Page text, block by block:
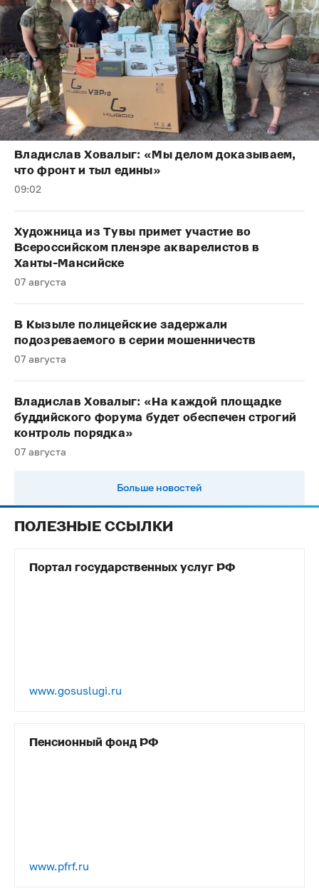
Владислав Ховалыг: «Мы делом доказываем,
что фронт и тыл едины»
09:02
Художница из Тувы примет участие во
Всероссийском пленэре акварелистов в
Ханты-Мансийске
07 августа
В Кызыле полицейские задержали
подозреваемого в серии мошенничеств
07 августа
Владислав Ховалыг: «На каждой площадке
буддийского форума будет обеспечен строгий
контроль порядка»
07 августа
Больше новостей
ПОЛЕЗНЫЕ ССЫЛКИ
Портал государственных услуг РФ
www.gosuslugi.ru
Пенсионный фонд РФ
www.pfrf.ru